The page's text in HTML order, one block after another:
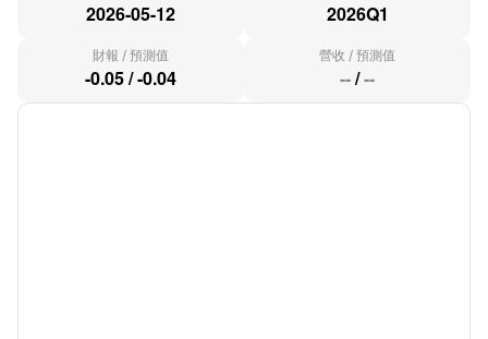
2026-05-12 2026Q1
財報 / 預測值
-0.05/-0.04
營收 / 預測值
--/--